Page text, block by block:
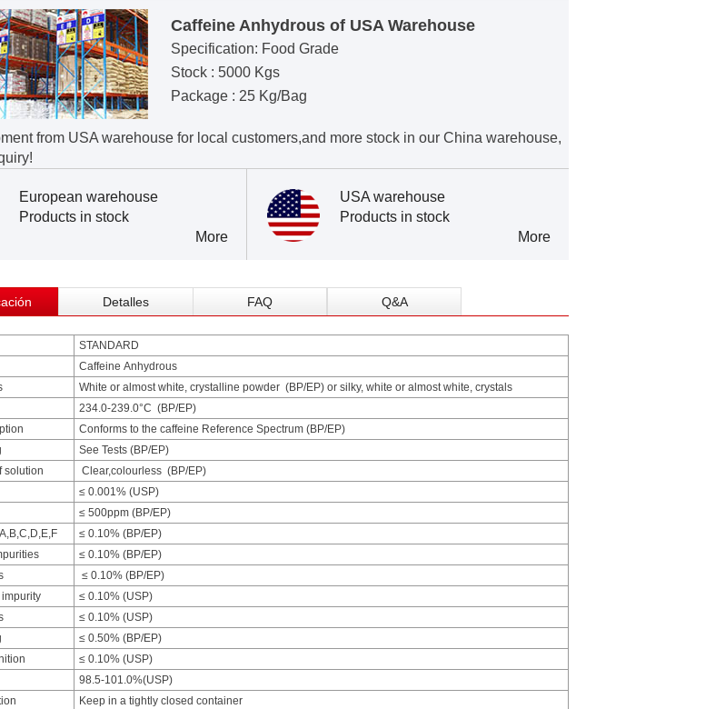
Caffeine Anhydrous of USA Warehouse
Specification: Food Grade
Stock : 5000 Kgs
Package : 25 Kg/Bag
from USA warehouse for local customers,and more stock in our China warehouse,
European warehouse
Products in stock
More
USA warehouse
Products in stock
More
Detalles FAQ Q&A
STANDARD
Caffeine Anhydrous
White or almost white, crystalline powder (BP/EP) or silky, white or almost white, crystals
234.0-239.0°C (BP/EP)
Conforms to the caffeine Reference Spectrum (BP/EP)
See Tests (BP/EP)
solution
Clear,colourless (BP/EP)
≤ 0.001% (USP)
≤ 500ppm (BP/EP)
≤ 0.10% (BP/EP)
≤ 0.10% (BP/EP)
≤ 0.10% (BP/EP)
≤ 0.10% (USP)
≤ 0.10% (USP)
≤ 0.50% (BP/EP)
≤ 0.10% (USP)
98.5-101.0%(USP)
Keep in a tightly closed container